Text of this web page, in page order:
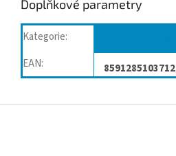
Doplňkové parametry
Kategorie:
EAN: 8591285103712